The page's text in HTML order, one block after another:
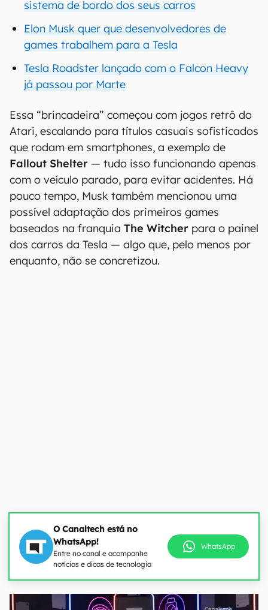
sistema de bordo dos seus carros
Elon Musk quer que desenvolvedores de
games trabalhem para a Tesla
Tesla Roadster lançado com o Falcon Heavy
já passou por Marte
Essa “brincadeira” começou com jogos retrô do
Atari, escalando para títulos casuais sofisticados
que rodam em smartphones, a exemplo de
Fallout Shelter — tudo isso funcionando apenas
com o veículo parado, para evitar acidentes. Há
pouco tempo, Musk também mencionou uma
possível adaptação dos primeiros games
baseados na franquia The Witcher para o painel
dos carros da Tesla — algo que, pelo menos por
enquanto, não se concretizou.
O Canaltech está no
WhatsApp!
Entre no canal e acompanhe
notícias e dicas de tecnologia
WhatsApp